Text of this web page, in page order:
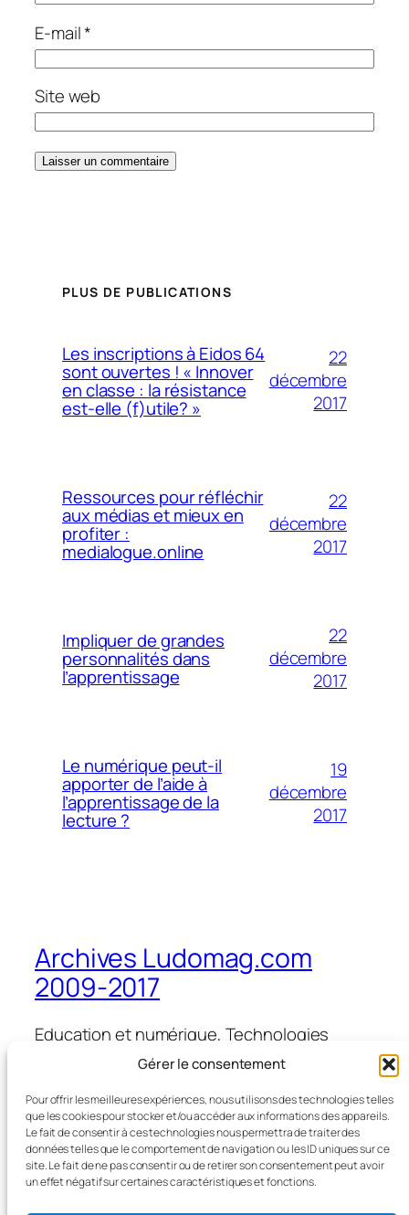
Gérer le consentement
Pour offrir les meilleures expériences, nous utilisons des technologies telles
que les cookies pour stocker et/ou accéder aux informations des appareils.
Le fait de consentir à ces technologies nous permettra de traiter des
données telles que le comportement de navigation ou les ID uniques sur ce
site. Le fait de ne pas consentir ou de retirer son consentement peut avoir
un effet négatif sur certaines caractéristiques et fonctions.
E-mail*
Site web
PLUS DE PUBLICATIONS
Les inscriptions à Eidos 64
sont ouvertes ! « Innover
en classe : la résistance
est-elle (f)utile? »
22
décembre
2017
Ressources pour réfléchir
aux médias et mieux en
profiter :
medialogue.online
22
décembre
2017
Impliquer de grandes
personnalités dans
l’apprentissage
22
décembre
2017
Le numérique peut-il
apporter de l’aide à
l’apprentissage de la
lecture ?
19
décembre
2017
Archives Ludomag.com
2009-2017
Education et numérique, Technologies
d'Apprentissage, e-learning, serious games,
et formation
Blog
À propos
Évènements
Boutique